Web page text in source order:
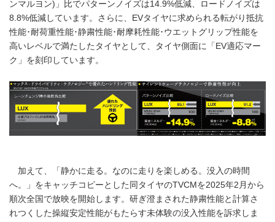
ンマルヨン)」比でパターンノイズは14.9%低減、ロードノイズは
8.8%低減しています。さらに、EVタイヤに求められる転がり抵抗
性能･耐荷重性能･静粛性能･耐摩耗性能･ウエットグリップ性能を
高いレベルで満たしたタイヤとして、タイヤ側面に「EV適応マー
ク」を刻印しています。
加えて、「静かに走る。なのに走りを楽しめる。没入の時間
へ。」をキャッチコピーとした同タイヤのTVCMを2025年2月から
順次全国で放映を開始します。研ぎ澄まされた静粛性能と計算さ
れつくした操縦安定性能がもたらす未体験の没入性能を訴求しま